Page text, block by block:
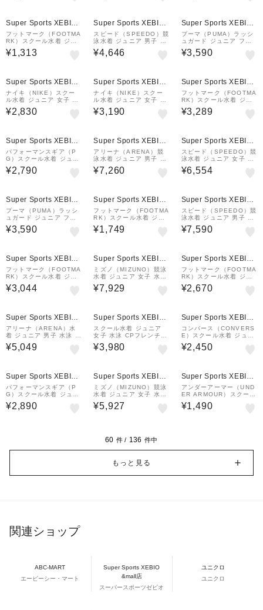
Super Sports XEBIO
&mall店
フットマーク（FOOTMA
RK）スクール水着 ジュ
ニア 男子 水泳 FM SCト
ランクスPK入り 02453
¥1,313
Super Sports XEBIO
&mall店
スピード（SPEEDO）競
泳水着 ジュニア 男子 水
泳 フレックスゼロ ジャ
マー WA承認モデル 黒×
¥4,646
Super Sports XEBIO
&mall店
プーマ（PUMA）ラッシ
ュガード ジュニア フル
ジップ 長袖 130-160セ
ンチ 947017 03 UVカ
¥3,590
Super Sports XEBIO
&mall店
ナイキ（NIKE）スクー
ル水着 ジュニア 女子 水
泳 ガールズキュロットワ
ンピース 黒×オレンジ 1
¥2,830
Super Sports XEBIO
&mall店
ナイキ（NIKE）スクー
ル水着 ジュニア 女子 水
泳 セパレーツ 紺 19911
07-019 120-170センチ
¥3,190
Super Sports XEBIO
&mall店
フットマーク（FOOTMA
RK）スクール水着 ジュ
ニア 女子 水泳 スマイル
ワンピース 0101568ブ
¥3,289
Super Sports XEBIO
&mall店
パフォーマンスギア（P
G）スクール水着 ジュニ
ア 女子 水泳 ガールズ A
ライン インナーパンツ付
¥2,790
Super Sports XEBIO
&mall店
アリーナ（ARENA）競
泳水着 ジュニア 男子 水
泳 アクアレーシングスパ
ッツ WA承認モデル 黒×
¥7,260
Super Sports XEBIO
&mall店
スピード（SPEEDO）競
泳水着 ジュニア 女子 水
泳 フレックスゼロジュニ
アスーツ WA承認モデル
¥6,554
Super Sports XEBIO
&mall店
プーマ（PUMA）ラッシ
ュガード ジュニア フル
ジップ 長袖 青 130-160
センチ 947017 01 UV
¥3,590
Super Sports XEBIO
&mall店
フットマーク（FOOTMA
RK）スクール水着 ジュ
ニア 女子 水泳 スマイル
セパレーツ下 0101567
¥1,749
Super Sports XEBIO
&mall店
スピード（SPEEDO）競
泳水着 ジュニア 男子 水
泳 カービィ1アップクラ
シックターンズハーフボ
¥7,590
Super Sports XEBIO
&mall店
フットマーク（FOOTMA
RK）スクール水着 ジュ
ニア 女子 水泳 ガールズ
袖付セパレート 024730
¥3,044
Super Sports XEBIO
&mall店
ミズノ（MIZUNO）競泳
水着 ジュニア 女子 水泳
ハーフスーツ レースオー
プンバック N2MG1424
¥7,929
Super Sports XEBIO
&mall店
フットマーク（FOOTMA
RK）スクール水着 ジュ
ニア 女子 水泳 スマイル
ワンピース 0101568紺
¥2,670
Super Sports XEBIO
&mall店
アリーナ（ARENA）水
着 ジュニア 男子 水泳 タ
フスーツ トレーニングス
パッツ ショートレッグ
¥5,049
Super Sports XEBIO
&mall店
スクール水着 ジュニア
女子 水泳 CPフレンチ
セパレーツ 紺 120-150
サイズ 300802-26NVY
¥3,980
Super Sports XEBIO
&mall店
コンバース（CONVERS
E）スクール水着 ジュニ
ア 男子 水泳 CV裾グラ
デ 2WAY 黒×青 140-17
¥2,450
Super Sports XEBIO
&mall店
パフォーマンスギア（P
G）スクール水着 ジュニ
ア 女子 水泳 ガールズ セ
パレート TSCPIP24X N
¥2,890
Super Sports XEBIO
&mall店
ミズノ（MIZUNO）競泳
水着 ジュニア 女子 水泳
ミディアムカット WA承
認モデル N2MA142496
¥5,927
Super Sports XEBIO
&mall店
アンダーアーマー（UND
ER ARMOUR）スクール
水着 ジュニア 男子 水泳
スイムショーツ インナー
¥1,490
60 件 / 136 件中
もっと見る
関連ショップ
ABC-MART
エービーシー・マート
Super Sports XEBIO
&mall店
スーパースポーツゼビオ
ユニクロ
ユニクロ